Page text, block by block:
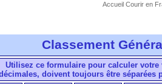
Accueil Courir en
Classement
Utilisez ce formulaire pour calculer votre
doivent toujours être séparées